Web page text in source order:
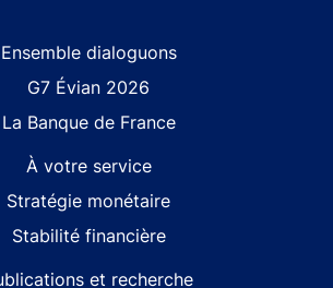
Ensemble dialoguons
G7 Évian 2026
La Banque de France
À votre service
Stratégie monétaire
Stabilité financière
et recherche